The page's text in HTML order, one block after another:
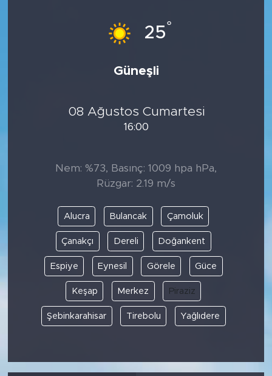
25°
Güneşli
08 Ağustos Cumartesi
16:00
Nem: %73, Basınç: 1009 hpa hPa,
Rüzgar: 2.19 m/s
Alucra Bulancak Çamoluk
Çanakçı Dereli Doğankent
Espiye Eynesil Görele Güce
Keşap Merkez Piraziz
Şebinkarahisar Tirebolu Yağlıdere
DİNİ
POLİTİKA
EKONOMİ
SPOR
KÜLTÜR SANAT
YAŞAM
TARİHTEN GÜNÜMÜZE